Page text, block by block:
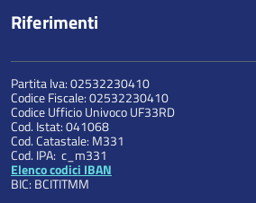
Riferimenti
Partita Iva: 02532230410
Codice Fiscale: 02532230410
Codice Ufficio Univoco UF33RD
Cod. Istat: 041068
Cod. Catastale: M331
Cod. IPA: c_m331
Elenco codici IBAN
BIC: BCITITMM